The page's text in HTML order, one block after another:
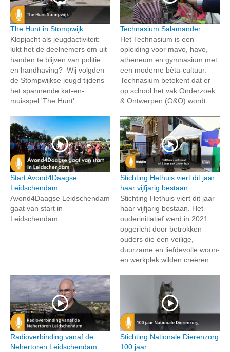
The Hunt in Stompwijk
Klopjacht als jeugdactiviteit:
lukt het de deelnemers om uit
handen te blijven van politie
en handhaving? Wij volgden
de Stompwijkse jeugd tijdens
het spannende kat-en-
muisspel 'The Hunt'....
Technasium Salamander
Het Technasium is een
opleiding voor mavo, havo,
atheneum en gymnasium met
een moderne bèta-cultuur.
Technasium betekent dat er
op school het vak Onderzoek
& Ontwerpen (O&O) wordt...
Start Avond4Daagse
Leidschendam
Avond4Daagse Leidschendam
gaat van start in
Leidschendam
Stichting Hethuis viert dit jaar
haar vijfjarig bestaan.
Stichting Hethuis viert dit jaar
haar vijfjarig bestaan. Het
ouderinitiatief werd in 2021
opgericht door betrokken
ouders die een veilige,
duurzame en liefdevolle woon-
en werkplek wilden creëren...
Radioverbinding vanaf de
Nehertoren Leidschendam
Stichting Nationale Dierenzorg
100 jaar